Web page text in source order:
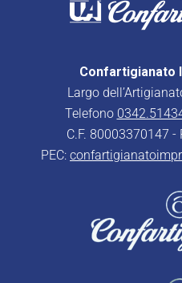
Confartigianato
Largo
Telefono
C.F. 80003370147 -
PEC: